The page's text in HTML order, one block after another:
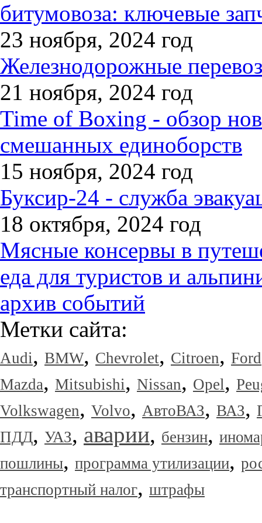
битумовоза: ключевые
23 ноября, 2024 год
Железнодорожные
21 ноября, 2024 год
Time of Boxing - обзор
смешанных единоборств
15 ноября, 2024 год
Буксир-24 - служба
18 октября, 2024 год
Мясные консервы в
еда для туристов и
архив событий
Метки сайта:
Audi, BMW, Chevrolet, Citroen, Ford
Mazda, Mitsubishi, Nissan, Opel,
Volkswagen, Volvo, АвтоВАЗ, ВАЗ,
ПДД, УАЗ, аварии, бензин,
пошлины, программа утилизации,
транспортный налог, штрафы